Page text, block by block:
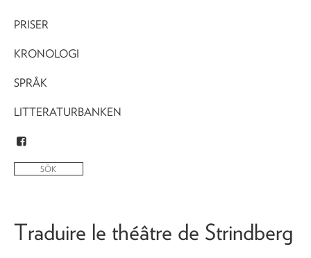
PRISER
KRONOLOGI
SPRÅK
LITTERATURBANKEN
Traduire le théâtre de Strindberg